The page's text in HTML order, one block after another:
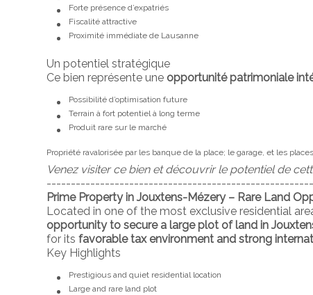
Forte présence d’expatriés
Fiscalité attractive
Proximité immédiate de Lausanne
Un potentiel stratégique
Ce bien représente une opportunité patrimoniale
Possibilité d’optimisation future
Terrain à fort potentiel à long terme
Produit rare sur le marché
Propriété ravalorisée par les banque de la place; le garage, et les
Venez visiter ce bien et découvrir le potentiel de
Prime Property in Jouxtens-Mézery – Rare Land
Located in one of the most exclusive residential
opportunity to secure a large plot of land in
for itsfavorable tax environment and strong
Key Highlights
Prestigious and quiet residential location
Large and rare land plot